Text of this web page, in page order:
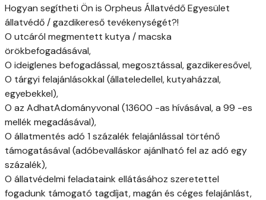
Hogyan segítheti Ön is Orpheus Állatvédő Egyesület
állatvédő / gazdikereső tevékenységét?!
O utcáról megmentett kutya / macska
örökbefogadásával,
O ideiglenes befogadással, megosztással, gazdikeresővel,
O tárgyi felajánlásokkal (állateledellel, kutyaházzal,
egyebekkel),
O az AdhatAdományvonal (13600 -as hívásával, a 99 -es
mellék megadásával),
O állatmentés adó 1 százalék felajánlással történő
támogatásával (adóbevalláskor ajánlható fel az adó egy
százalék),
O állatvédelmi feladataink ellátásához szeretettel
fogadunk támogató tagdíjat, magán és céges felajánlást,